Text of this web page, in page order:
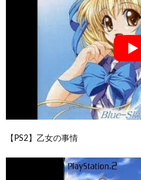
【PS2】乙女の事情